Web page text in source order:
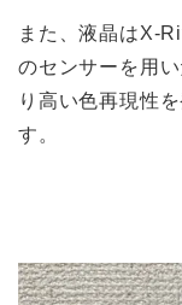
また、液晶はX-
のセンサーを用
り高い色再現性
す。